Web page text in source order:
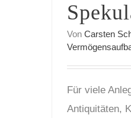
Von Carsten
Für viele
Antiquitäten,